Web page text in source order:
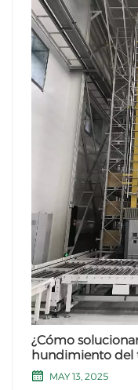
¿Cómo
hundimiento del
MAY 13, 2025